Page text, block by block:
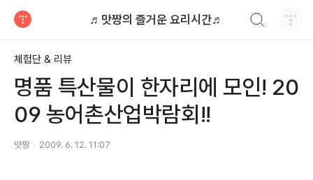
♬맛짱의 즐거운 요리시간♬
체험단 & 리뷰
명품 특산물이 한자리에 모인! 20
09 농어촌산업박람회!!
맛짱 2009. 6. 12. 11:07